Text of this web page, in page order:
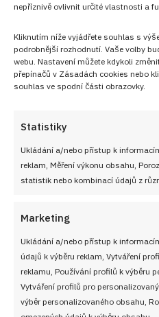
nepříznivě ovlivnit určité vlastnosti a
Kliknutím níže vyjádřete souhlas s
podrobnější rozhodnutí. Vaše volby
webu. Nastavení můžete kdykoli
přepínačů v Zásadách cookies nebo
souhlas ve spodní části obrazovky.
Statistiky
Ukládání a/nebo přístup k
reklam, Měření výkonu obsahu,
statistik nebo kombinací údajů z
Marketing
Ukládání a/nebo přístup k
údajů k výběru reklam, Vytváření
reklamu, Používání profilů k výběru
Vytváření profilů pro
výběr personalizovaného obsahu,
Články
Velký test
výrobků z českých